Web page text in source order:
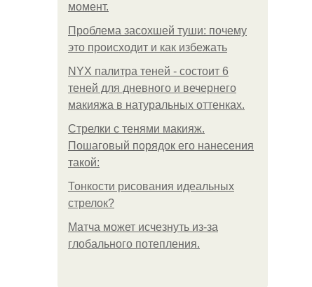
момент.
Проблема засохшей туши: почему
это происходит и как избежать
NYX палитра теней - состоит 6
теней для дневного и вечернего
макияжа в натуральных оттенках.
Стрелки с тенями макияж.
Пошаговый порядок его нанесения
такой:
Тонкости рисования идеальных
стрелок?
Матча может исчезнуть из-за
глобального потепления.